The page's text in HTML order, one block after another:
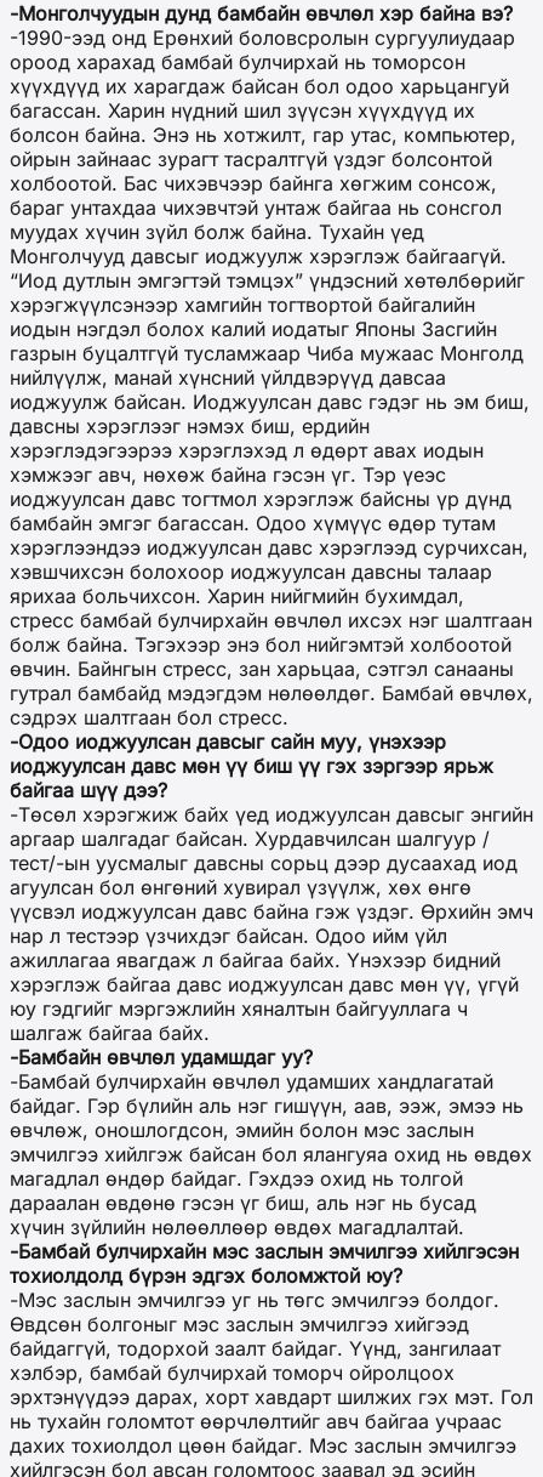
-Монголчуудын дунд бамбайн өвчлөл хэр байна вэ?
-1990-ээд онд Ерөнхий боловсролын сургуулиудаар
ороод харахад бамбай булчирхай нь томорсон
хүүхдүүд их харагдаж байсан бол одоо харьцангуй
багассан. Харин нүдний шил зүүсэн хүүхдүүд их
болсон байна. Энэ нь хотжилт, гар утас, компьютер,
ойрын зайнаас зурагт тасралтгүй үздэг болсонтой
холбоотой. Бас чихэвчээр байнга хөгжим сонсож,
бараг унтахдаа чихэвчтэй унтаж байгаа нь сонсгол
муудах хүчин зүйл болж байна. Тухайн үед
Монголчууд давсыг иоджуулж хэрэглэж байгаагүй.
“Иод дутлын эмгэгтэй тэмцэх” үндэсний хөтөлбөрийг
хэрэгжүүлсэнээр хамгийн тогтвортой байгалийн
иодын нэгдэл болох калий иодатыг Японы Засгийн
газрын буцалтгүй тусламжаар Чиба мужаас Монголд
нийлүүлж, манай хүнсний үйлдвэрүүд давсаа
иоджуулж байсан. Иоджуулсан давс гэдэг нь эм биш,
давсны хэрэглээг нэмэх биш, ердийн
хэрэглэдэгээрээ хэрэглэхэд л өдөрт авах иодын
хэмжээг авч, нөхөж байна гэсэн үг. Тэр үеэс
иоджуулсан давс тогтмол хэрэглэж байсны үр дүнд
бамбайн эмгэг багассан. Одоо хүмүүс өдөр тутам
хэрэглээндээ иоджуулсан давс хэрэглээд сурчихсан,
хэвшчихсэн болохоор иоджуулсан давсны талаар
ярихаа больчихсон. Харин нийгмийн бухимдал,
стресс бамбай булчирхайн өвчлөл ихсэх нэг шалтгаан
болж байна. Тэгэхээр энэ бол нийгэмтэй холбоотой
өвчин. Байнгын стресс, зан харьцаа, сэтгэл санааны
гутрал бамбайд мэдэгдэм нөлөөлдөг. Бамбай өвчлөх,
сэдрэх шалтгаан бол стресс.
-Одоо иоджуулсан давсыг сайн муу, үнэхээр
иоджуулсан давс мөн үү биш үү гэх зэргээр ярьж
байгаа шүү дээ?
-Төсөл хэрэгжиж байх үед иоджуулсан давсыг энгийн
аргаар шалгадаг байсан. Хурдавчилсан шалгуур /
тест/-ын уусмалыг давсны сорьц дээр дусаахад иод
агуулсан бол өнгөний хувирал үзүүлж, хөх өнгө
үүсвэл иоджуулсан давс байна гэж үздэг. Өрхийн эмч
нар л тестээр үзчихдэг байсан. Одоо ийм үйл
ажиллагаа явагдаж л байгаа байх. Үнэхээр бидний
хэрэглэж байгаа давс иоджуулсан давс мөн үү, үгүй
юу гэдгийг мэргэжлийн хяналтын байгууллага ч
шалгаж байгаа байх.
-Бамбайн өвчлөл удамшдаг уу?
-Бамбай булчирхайн өвчлөл удамших хандлагатай
байдаг. Гэр бүлийн аль нэг гишүүн, аав, ээж, эмээ нь
өвчлөж, оношлогдсон, эмийн болон мэс заслын
эмчилгээ хийлгэж байсан бол ялангуяа охид нь өвдөх
магадлал өндөр байдаг. Гэхдээ охид нь толгой
дараалан өвдөнө гэсэн үг биш, аль нэг нь бусад
хүчин зүйлийн нөлөөллөөр өвдөх магадлалтай.
-Бамбай булчирхайн мэс заслын эмчилгээ хийлгэсэн
тохиолдолд бүрэн эдгэх боломжтой юу?
-Мэс заслын эмчилгээ уг нь төгс эмчилгээ болдог.
Өвдсөн болгоныг мэс заслын эмчилгээ хийгээд
байдаггүй, тодорхой заалт байдаг. Үүнд, зангилаат
хэлбэр, бамбай булчирхай томорч ойролцоох
эрхтэнүүдээ дарах, хорт хавдарт шилжих гэх мэт. Гол
нь тухайн голомтот өөрчлөлтийг авч байгаа учраас
дахих тохиолдол цөөн байдаг. Мэс заслын эмчилгээ
хийлгэсэн бол авсан голомтоос заавал эд эсийн